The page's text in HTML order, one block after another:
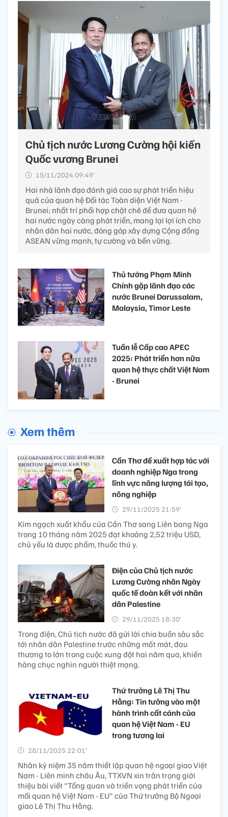
Chủ tịch nước Lương Cường hội kiến
Quốc vương Brunei
15/11/2024 09:49’
Hai nhà lãnh đạo đánh giá cao sự phát triển hiệu
quả của quan hệ Đối tác Toàn diện Việt Nam -
Brunei; nhất trí phối hợp chặt chẽ để đưa quan hệ
hai nước ngày càng phát triển, mang lại lợi ích cho
nhân dân hai nước, đóng góp xây dựng Cộng đồng
ASEAN vững mạnh, tự cường và bền vững.
Thủ tướng Phạm Minh
Chính gặp lãnh đạo các
nước Brunei Darussalam,
Malaysia, Timor Leste
Tuần lễ Cấp cao APEC
2025: Phát triển hơn nữa
quan hệ thực chất Việt Nam
- Brunei
Xem thêm
Cần Thơ đề xuất hợp tác với
doanh nghiệp Nga trong
lĩnh vực năng lượng tái tạo,
nông nghiệp
29/11/2025 21:59’
Kim ngạch xuất khẩu của Cần Thơ sang Liên bang Nga
trong 10 tháng năm 2025 đạt khoảng 2,52 triệu USD,
chủ yếu là dược phẩm, thuốc thú y.
Điện của Chủ tịch nước
Lương Cường nhân Ngày
quốc tế đoàn kết với nhân
dân Palestine
29/11/2025 18:30’
Trong điện, Chủ tịch nước đã gửi lời chia buồn sâu sắc
tới nhân dân Palestine trước những mất mát, đau
thương to lớn trong cuộc xung đột hai năm qua, khiến
hàng chục nghìn người thiệt mạng.
Thứ trưởng Lê Thị Thu
Hằng: Tin tưởng vào một
hành trình cất cánh của
quan hệ Việt Nam - EU
trong tương lai
28/11/2025 22:01’
Nhân kỷ niệm 35 năm thiết lập quan hệ ngoại giao Việt
Nam - Liên minh châu Âu, TTXVN xin trân trọng giới
thiệu bài viết "Tổng quan và triển vọng phát triển của
mối quan hệ Việt Nam - EU" của Thứ trưởng Bộ Ngoại
giao Lê Thị Thu Hằng.